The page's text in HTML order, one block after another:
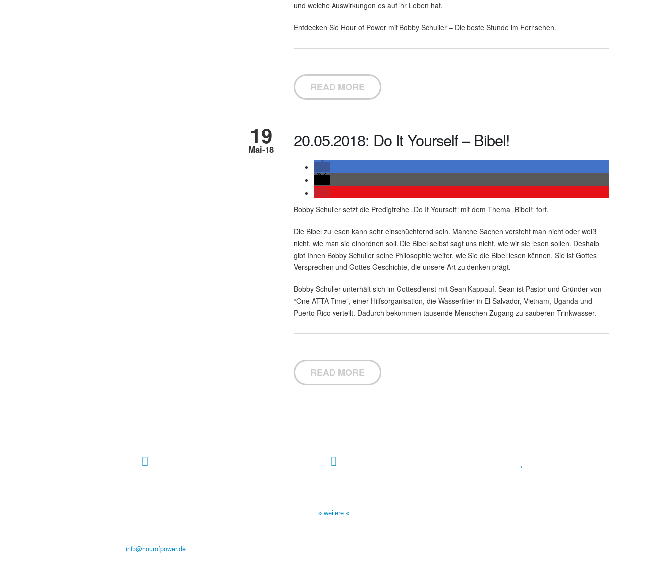
und welche Auswirkungen es auf ihr Leben hat.
Entdecken Sie Hour of Power mit Bobby Schuller – Die beste Stunde im Fernsehen.
READ MORE
19
Mai-18 20.05.2018: Do It Yourself – Bibel!
Bobby Schuller setzt die Predigtreihe „Do It Yourself“ mit dem Thema „Bibel!“ fort.
Die Bibel zu lesen kann sehr einschüchternd sein. Manche Sachen versteht man nicht oder weiß
nicht, wie man sie einordnen soll. Die Bibel selbst sagt uns nicht, wie wir sie lesen sollen. Deshalb
gibt Ihnen Bobby Schuller seine Philosophie weiter, wie Sie die Bibel lesen können. Sie ist Gottes
Versprechen und Gottes Geschichte, die unsere Art zu denken prägt.
Bobby Schuller unterhält sich im Gottesdienst mit Sean Kappauf. Sean ist Pastor und Gründer von
“One ATTA Time”, einer Hilfsorganisation, die Wasserfilter in El Salvador, Vietnam, Uganda und
Puerto Rico verteilt. Dadurch bekommen tausende Menschen Zugang zu sauberen Trinkwasser.
READ MORE
info@hourofpower.de
» weitere «